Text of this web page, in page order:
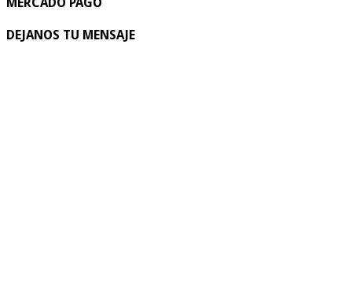
MERCADO PAGO
DEJANOS TU MENSAJE